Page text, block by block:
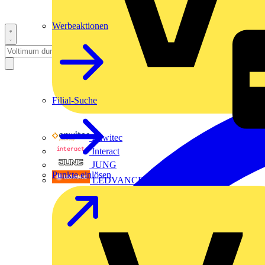
Enwitec
Interact
JUNG
LEDVANCE
Werbeaktionen
Filial-Suche
Punkte einlösen